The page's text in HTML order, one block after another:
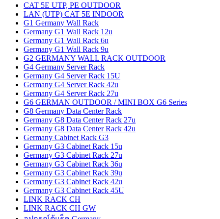
CAT 5E UTP, PE OUTDOOR
LAN (UTP) CAT 5E INDOOR
G1 Germany Wall Rack
Germany G1 Wall Rack 12u
Germany G1 Wall Rack 6u
Germany G1 Wall Rack 9u
G2 GERMANY WALL RACK OUTDOOR
G4 Germany Server Rack
Germany G4 Server Rack 15U
Germany G4 Server Rack 42u
Germany G4 Server Rack 27u
G6 GERMAN OUTDOOR / MINI BOX G6 Series
G8 Germany Data Center Rack
Germany G8 Data Center Rack 27u
Germany G8 Data Center Rack 42u
Germany Cabinet Rack G3
Germany G3 Cabinet Rack 15u
Germany G3 Cabinet Rack 27u
Germany G3 Cabinet Rack 36u
Germany G3 Cabinet Rack 39u
Germany G3 Cabinet Rack 42u
Germany G3 Cabinet Rack 45U
LINK RACK CH
LINK RACK CH GW